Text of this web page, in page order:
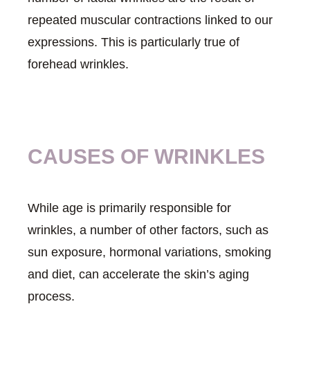
repeated muscular contractions linked to our
expressions. This is particularly true of
forehead wrinkles.
CAUSES OF WRINKLES
While age is primarily responsible for
wrinkles, a number of other factors, such as
sun exposure, hormonal variations, smoking
and diet, can accelerate the skin’s aging
process.